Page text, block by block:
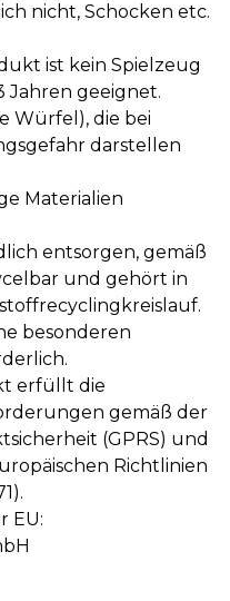
nicht, Schocken etc.
ist kein Spielzeug
geeignet.
Würfel), die bei
darstellen
Materialien
entsorgen, gemäß
und gehört in
besonderen
erfüllt die
gemäß der
(GPRS) und
Richtlinien
EU: